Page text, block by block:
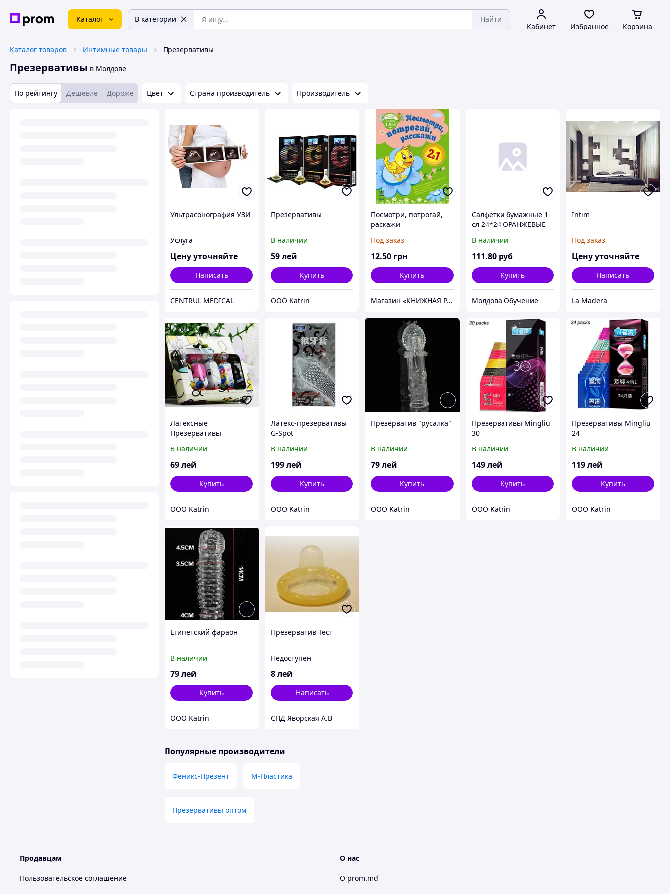
Каталог В категории Найти
Кабинет Избранное Корзина
Каталог товаров Интимные товары Презервативы
Презервативы в Молдове
По рейтингу Дешевле Дороже Цвет Страна производитель Производитель
Ультрасонография УЗИ
Услуга
Цену уточняйте
Написать
CENTRUL MEDICAL
Презервативы
В наличии
59лей
Купить
OOO Katrin
Посмотри, потрогай,
раскажи
Под заказ
12.50 грн
Купить
Магазин «КНИЖНАЯ РАДУГА»
Салфетки бумажные 1-
сл 24*24 ОРАНЖЕВЫЕ
(10уп/9уп/15уп/кор)
В наличии
111.80 руб
Купить
Молдова Обучение
Intim
Под заказ
Цену уточняйте
Написать
La Madera
Латексные
Презервативы
В наличии
69лей
Купить
OOO Katrin
Латекс-презервативы
G-Spot
В наличии
199лей
Купить
OOO Katrin
Презерватив "русалка"
В наличии
79лей
Купить
OOO Katrin
Презервативы Mingliu
30
В наличии
149 лей
Купить
OOO Katrin
Презервативы Mingliu
24
В наличии
119лей
Купить
OOO Katrin
Египетский фараон
В наличии
79лей
Купить
OOO Katrin
Презерватив Тест
Недоступен
8лей
Написать
СПД Яворская А.В
Популярные производители
Феникс-Презент М-Пластика
Презервативы оптом
Продавцам
Пользовательское соглашение
О нас
О prom.md